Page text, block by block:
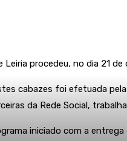
Leiria procedeu, no dia 21
cabazes foi efetuada
da Rede Social,
iniciado com a